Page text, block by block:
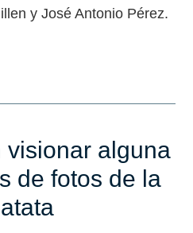
y José Antonio Pérez.
visionar alguna
de fotos de la